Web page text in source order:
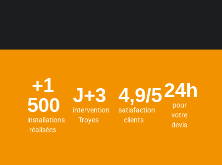
+1
500
installations
réalisées
J+3
intervention
Troyes
4,9/5
satisfaction
clients
24h
pour
votre
devis